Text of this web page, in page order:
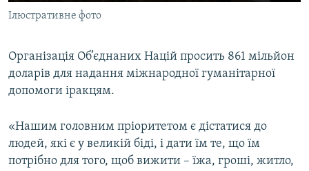
РУС
УКР
ДОЛУЧАЙСЯ!
Iлюстративне фото
Організація Об’єднаних Націй просить 861 мільйон
доларів для надання міжнародної гуманітарної
допомоги іракцям.
«Нашим головним пріоритетом є дістатися до
людей, які є у великій біді, і дати їм те, що їм
потрібно для того, щоб вижити – їжа, гроші, житло,